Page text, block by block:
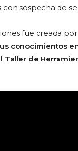
sospecha de
fue creada
conocimientos
de